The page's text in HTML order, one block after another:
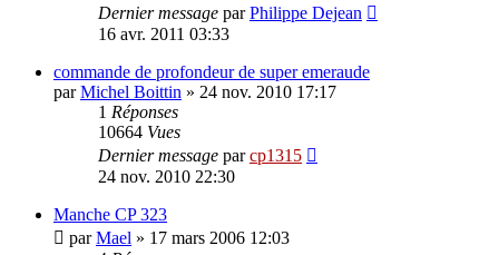
Dernier message parPhilippe Dejean
16 avr. 2011 03:33
commande de profondeur de super emeraude
parMichel Boittin » 24 nov. 2010 17:17
1 Réponses
10664 Vues
Dernier message parcp1315
24 nov. 2010 22:30
Manche CP 323
parMael » 17 mars 2006 12:03